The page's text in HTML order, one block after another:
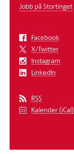
Jobb på Stortinget
Facebook
X/Twitter
Instagram
LinkedIn
RSS
Kalender (iCal)